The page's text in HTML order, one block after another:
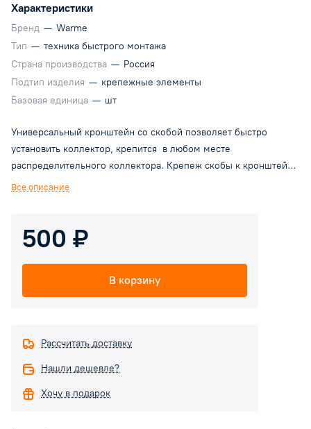
Характеристики
Бренд — Warme
Тип — техника быстрого монтажа
Страна производства — Россия
Подтип изделия — крепежные элементы
Базовая единица — шт
Универсальный кронштейн со скобой позволяет быстро
установить коллектор, крепится в любом месте
распределительного коллектора. Крепеж скобы к кронштейну
входит в комплект и поставляется вместе с кронштейном.
Все описание
500 ₽
В корзину
Рассчитать доставку
Нашли дешевле?
Хочу в подарок